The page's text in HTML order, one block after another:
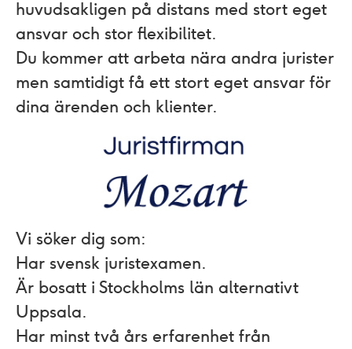
huvudsakligen på distans med stort eget
ansvar och stor flexibilitet.
Du kommer att arbeta nära andra jurister
men samtidigt få ett stort eget ansvar för
dina ärenden och klienter.
Vi söker dig som:
Har svensk juristexamen.
Är bosatt i Stockholms län alternativt
Uppsala.
Har minst två års erfarenhet från